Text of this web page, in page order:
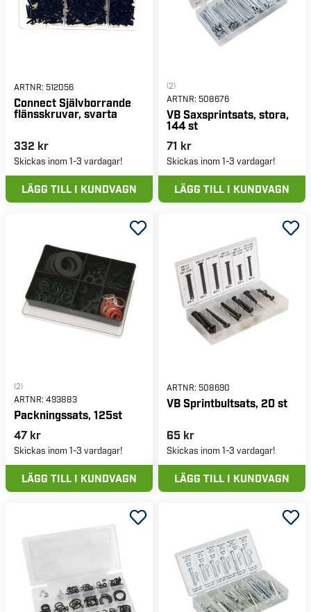
ARTNR: 512056
Connect Självborrande
flänsskruvar, svarta
332 kr
Skickas inom 1-3 vardagar!
LÄGG TILL I KUNDVAGN
(2)
ARTNR: 508676
VB Saxsprintsats, stora,
144 st
71 kr
Skickas inom 1-3 vardagar!
LÄGG TILL I KUNDVAGN
(2)
ARTNR: 493883
Packningssats, 125st
47 kr
Skickas inom 1-3 vardagar!
LÄGG TILL I KUNDVAGN
ARTNR: 508690
VB Sprintbultsats, 20 st
65 kr
Skickas inom 1-3 vardagar!
LÄGG TILL I KUNDVAGN